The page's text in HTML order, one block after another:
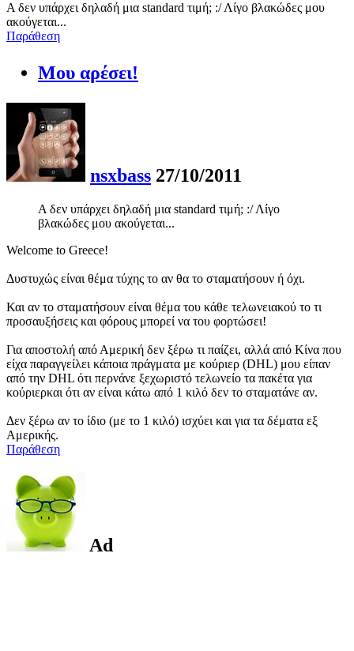
Α δεν υπάρχει δηλαδή μια standard τιμή; :/ Λίγο βλακώδες μου
ακούγεται...
Παράθεση
Μου αρέσει!
nsxbass 27/10/2011
Α δεν υπάρχει δηλαδή μια standard τιμή; :/ Λίγο
βλακώδες μου ακούγεται...
Welcome to Greece!
Δυστυχώς είναι θέμα τύχης το αν θα το σταματήσουν ή όχι.
Και αν το σταματήσουν είναι θέμα του κάθε τελωνειακού το τι
προσαυξήσεις και φόρους μπορεί να του φορτώσει!
Για αποστολή από Αμερική δεν ξέρω τι παίζει, αλλά από Κίνα που
είχα παραγγείλει κάποια πράγματα με κούριερ (DHL) μου είπαν
από την DHL ότι περνάνε ξεχωριστό τελωνείο τα πακέτα για
κούριερκαι ότι αν είναι κάτω από 1 κιλό δεν το σταματάνε αν.
Δεν ξέρω αν το ίδιο (με το 1 κιλό) ισχύει και για τα δέματα εξ
Αμερικής.
Παράθεση
Ad